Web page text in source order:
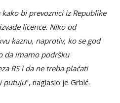
kako bi prevoznici iz Republike
licence. Niko od
kaznu, naprotiv, ko se god
da imamo podršku
RS i da ne treba plaćati
putuju", naglasio je Grbić.